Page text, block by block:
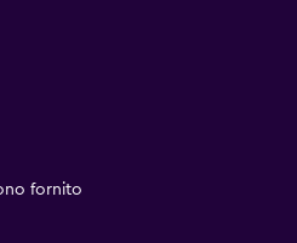
fornito